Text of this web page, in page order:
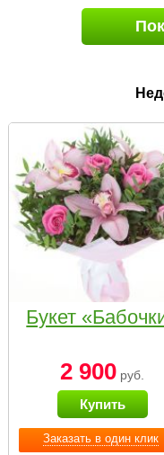
Заказать в один клик
Букет
2 900 руб.
Купить